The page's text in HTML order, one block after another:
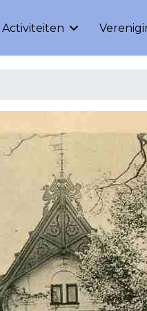
Activiteiten